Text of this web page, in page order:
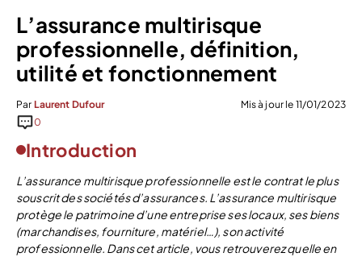
L’assurance multirisque
professionnelle, définition,
utilité et fonctionnement
Par Laurent Dufour
Mis à jour le 11/01/2023
0
Introduction
L’assurance multirisque professionnelle est le contrat le plus
souscrit des sociétés d’assurances. L’assurance multirisque
protège le patrimoine d’une entreprise ses locaux, ses biens
(marchandises, fourniture, matériel…), son activité
professionnelle. Dans cet article, vous retrouverez quelle en